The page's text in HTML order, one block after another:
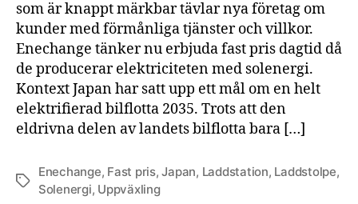
i
som är knappt märkbar tävlar nya företag om
kunder med förmånliga tjänster och villkor.
Enechange tänker nu erbjuda fast pris dagtid då
de producerar elektriciteten med solenergi.
Kontext Japan har satt upp ett mål om en helt
elektrifierad bilflotta 2035. Trots att den
eldrivna delen av landets bilflotta bara […]
Etiketter
Enechange, Fast pris,Japan, Laddstation, Laddstolpe,
Solenergi, Uppväxling